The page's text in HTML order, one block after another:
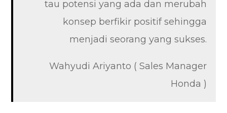
tau potensi yang ada dan merubah
konsep berfikir positif sehingga
menjadi seorang yang sukses.
Wahyudi Ariyanto ( Sales Manager
Honda )